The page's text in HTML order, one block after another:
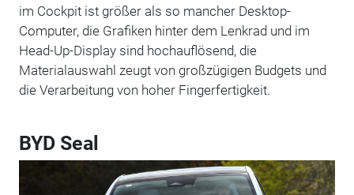
im Cockpit ist größer als so mancher Desktop-
Computer, die Grafiken hinter dem Lenkrad und im
Head-Up-Display sind hochauflösend, die
Materialauswahl zeugt von großzügigen Budgets und
die Verarbeitung von hoher Fingerfertigkeit.
BYD Seal